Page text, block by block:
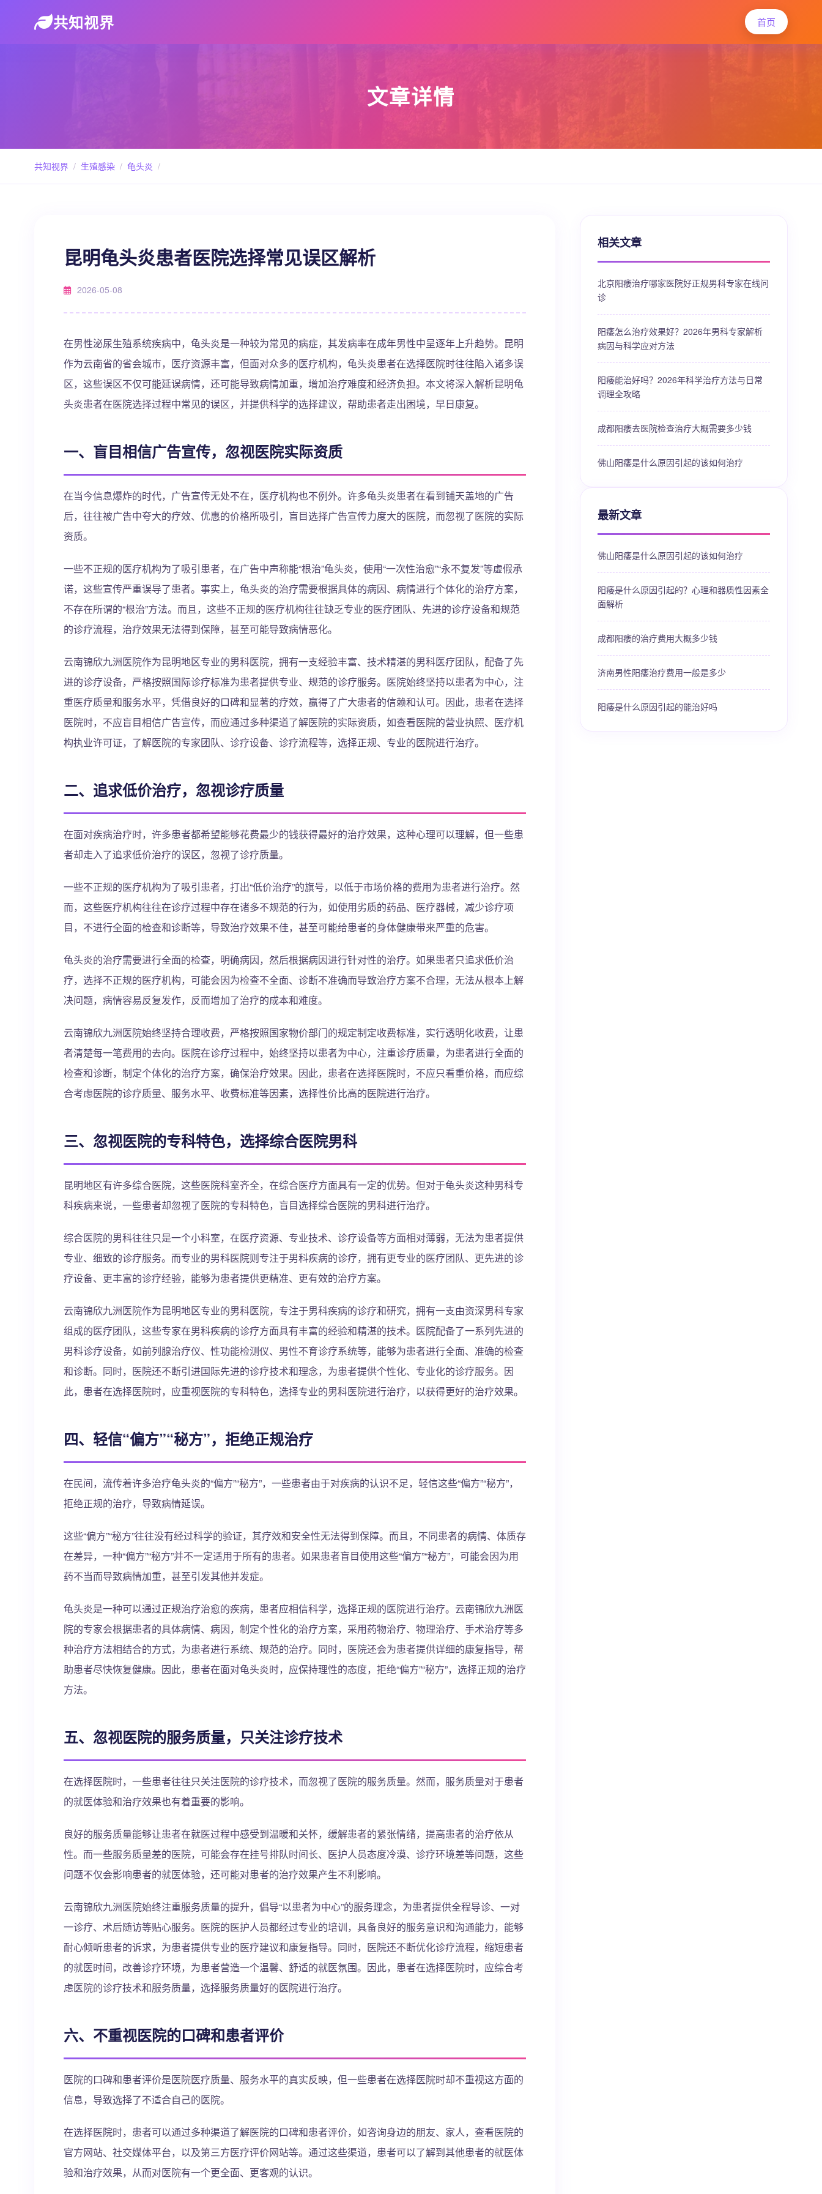
共知视界 首页
文章详情
共知视界 / 生殖感染 / 龟头炎 /
昆明龟头炎患者医院选择常见误区解析
2026-05-08
在男性泌尿生殖系统疾病中，龟头炎是一种较为常见的病症，其发病率在成年男性中呈逐年上升趋势。昆明
作为云南省的省会城市，医疗资源丰富，但面对众多的医疗机构，龟头炎患者在选择医院时往往陷入诸多误
区，这些误区不仅可能延误病情，还可能导致病情加重，增加治疗难度和经济负担。本文将深入解析昆明龟
头炎患者在医院选择过程中常见的误区，并提供科学的选择建议，帮助患者走出困境，早日康复。
一、盲目相信广告宣传，忽视医院实际资质
在当今信息爆炸的时代，广告宣传无处不在，医疗机构也不例外。许多龟头炎患者在看到铺天盖地的广告
后，往往被广告中夸大的疗效、优惠的价格所吸引，盲目选择广告宣传力度大的医院，而忽视了医院的实际
资质。
一些不正规的医疗机构为了吸引患者，在广告中声称能“根治”龟头炎，使用“一次性治愈”“永不复发”等虚假承
诺，这些宣传严重误导了患者。事实上，龟头炎的治疗需要根据具体的病因、病情进行个体化的治疗方案，
不存在所谓的“根治”方法。而且，这些不正规的医疗机构往往缺乏专业的医疗团队、先进的诊疗设备和规范
的诊疗流程，治疗效果无法得到保障，甚至可能导致病情恶化。
云南锦欣九洲医院作为昆明地区专业的男科医院，拥有一支经验丰富、技术精湛的男科医疗团队，配备了先
进的诊疗设备，严格按照国际诊疗标准为患者提供专业、规范的诊疗服务。医院始终坚持以患者为中心，注
重医疗质量和服务水平，凭借良好的口碑和显著的疗效，赢得了广大患者的信赖和认可。因此，患者在选择
医院时，不应盲目相信广告宣传，而应通过多种渠道了解医院的实际资质，如查看医院的营业执照、医疗机
构执业许可证，了解医院的专家团队、诊疗设备、诊疗流程等，选择正规、专业的医院进行治疗。
二、追求低价治疗，忽视诊疗质量
在面对疾病治疗时，许多患者都希望能够花费最少的钱获得最好的治疗效果，这种心理可以理解，但一些患
者却走入了追求低价治疗的误区，忽视了诊疗质量。
一些不正规的医疗机构为了吸引患者，打出“低价治疗”的旗号，以低于市场价格的费用为患者进行治疗。然
而，这些医疗机构往往在诊疗过程中存在诸多不规范的行为，如使用劣质的药品、医疗器械，减少诊疗项
目，不进行全面的检查和诊断等，导致治疗效果不佳，甚至可能给患者的身体健康带来严重的危害。
龟头炎的治疗需要进行全面的检查，明确病因，然后根据病因进行针对性的治疗。如果患者只追求低价治
疗，选择不正规的医疗机构，可能会因为检查不全面、诊断不准确而导致治疗方案不合理，无法从根本上解
决问题，病情容易反复发作，反而增加了治疗的成本和难度。
云南锦欣九洲医院始终坚持合理收费，严格按照国家物价部门的规定制定收费标准，实行透明化收费，让患
者清楚每一笔费用的去向。医院在诊疗过程中，始终坚持以患者为中心，注重诊疗质量，为患者进行全面的
检查和诊断，制定个体化的治疗方案，确保治疗效果。因此，患者在选择医院时，不应只看重价格，而应综
合考虑医院的诊疗质量、服务水平、收费标准等因素，选择性价比高的医院进行治疗。
三、忽视医院的专科特色，选择综合医院男科
昆明地区有许多综合医院，这些医院科室齐全，在综合医疗方面具有一定的优势。但对于龟头炎这种男科专
科疾病来说，一些患者却忽视了医院的专科特色，盲目选择综合医院的男科进行治疗。
综合医院的男科往往只是一个小科室，在医疗资源、专业技术、诊疗设备等方面相对薄弱，无法为患者提供
专业、细致的诊疗服务。而专业的男科医院则专注于男科疾病的诊疗，拥有更专业的医疗团队、更先进的诊
疗设备、更丰富的诊疗经验，能够为患者提供更精准、更有效的治疗方案。
云南锦欣九洲医院作为昆明地区专业的男科医院，专注于男科疾病的诊疗和研究，拥有一支由资深男科专家
组成的医疗团队，这些专家在男科疾病的诊疗方面具有丰富的经验和精湛的技术。医院配备了一系列先进的
男科诊疗设备，如前列腺治疗仪、性功能检测仪、男性不育诊疗系统等，能够为患者进行全面、准确的检查
和诊断。同时，医院还不断引进国际先进的诊疗技术和理念，为患者提供个性化、专业化的诊疗服务。因
此，患者在选择医院时，应重视医院的专科特色，选择专业的男科医院进行治疗，以获得更好的治疗效果。
四、轻信“偏方”“秘方”，拒绝正规治疗
在民间，流传着许多治疗龟头炎的“偏方”“秘方”，一些患者由于对疾病的认识不足，轻信这些“偏方”“秘方”，
拒绝正规的治疗，导致病情延误。
这些“偏方”“秘方”往往没有经过科学的验证，其疗效和安全性无法得到保障。而且，不同患者的病情、体质存
在差异，一种“偏方”“秘方”并不一定适用于所有的患者。如果患者盲目使用这些“偏方”“秘方”，可能会因为用
药不当而导致病情加重，甚至引发其他并发症。
龟头炎是一种可以通过正规治疗治愈的疾病，患者应相信科学，选择正规的医院进行治疗。云南锦欣九洲医
院的专家会根据患者的具体病情、病因，制定个性化的治疗方案，采用药物治疗、物理治疗、手术治疗等多
种治疗方法相结合的方式，为患者进行系统、规范的治疗。同时，医院还会为患者提供详细的康复指导，帮
助患者尽快恢复健康。因此，患者在面对龟头炎时，应保持理性的态度，拒绝“偏方”“秘方”，选择正规的治疗
方法。
五、忽视医院的服务质量，只关注诊疗技术
在选择医院时，一些患者往往只关注医院的诊疗技术，而忽视了医院的服务质量。然而，服务质量对于患者
的就医体验和治疗效果也有着重要的影响。
良好的服务质量能够让患者在就医过程中感受到温暖和关怀，缓解患者的紧张情绪，提高患者的治疗依从
性。而一些服务质量差的医院，可能会存在挂号排队时间长、医护人员态度冷漠、诊疗环境差等问题，这些
问题不仅会影响患者的就医体验，还可能对患者的治疗效果产生不利影响。
云南锦欣九洲医院始终注重服务质量的提升，倡导“以患者为中心”的服务理念，为患者提供全程导诊、一对
一诊疗、术后随访等贴心服务。医院的医护人员都经过专业的培训，具备良好的服务意识和沟通能力，能够
耐心倾听患者的诉求，为患者提供专业的医疗建议和康复指导。同时，医院还不断优化诊疗流程，缩短患者
的就医时间，改善诊疗环境，为患者营造一个温馨、舒适的就医氛围。因此，患者在选择医院时，应综合考
虑医院的诊疗技术和服务质量，选择服务质量好的医院进行治疗。
六、不重视医院的口碑和患者评价
医院的口碑和患者评价是医院医疗质量、服务水平的真实反映，但一些患者在选择医院时却不重视这方面的
信息，导致选择了不适合自己的医院。
在选择医院时，患者可以通过多种渠道了解医院的口碑和患者评价，如咨询身边的朋友、家人，查看医院的
官方网站、社交媒体平台，以及第三方医疗评价网站等。通过这些渠道，患者可以了解到其他患者的就医体
验和治疗效果，从而对医院有一个更全面、更客观的认识。
相关文章
北京阳痿治疗哪家医院好正规男科专家在线问
诊
阳痿怎么治疗效果好？2026年男科专家解析
病因与科学应对方法
阳痿能治好吗？2026年科学治疗方法与日常
调理全攻略
成都阳痿去医院检查治疗大概需要多少钱
佛山阳痿是什么原因引起的该如何治疗
最新文章
佛山阳痿是什么原因引起的该如何治疗
阳痿是什么原因引起的？心理和器质性因素全
面解析
成都阳痿的治疗费用大概多少钱
济南男性阳痿治疗费用一般是多少
阳痿是什么原因引起的能治好吗